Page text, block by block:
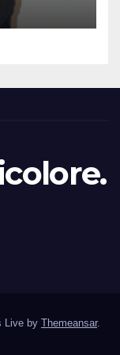
Live by Themeansar.